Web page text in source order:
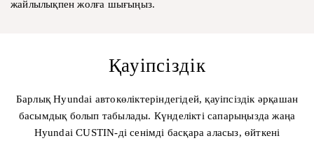
жайлылықпен жолға шығыңыз.
Қауіпсіздік
Барлық Hyundai автокөліктеріндегідей, қауіпсіздік әрқашан
басымдық болып табылады. Күнделікті сапарыңызда жаңа
Hyundai CUSTIN-ді сенімді басқара аласыз, өйткені